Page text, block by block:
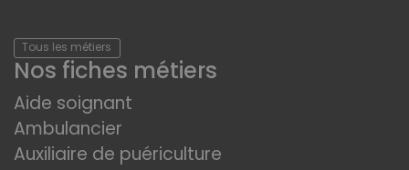
Tous les métiers
Nos fiches métiers
Aide soignant
Ambulancier
Auxiliaire de puériculture